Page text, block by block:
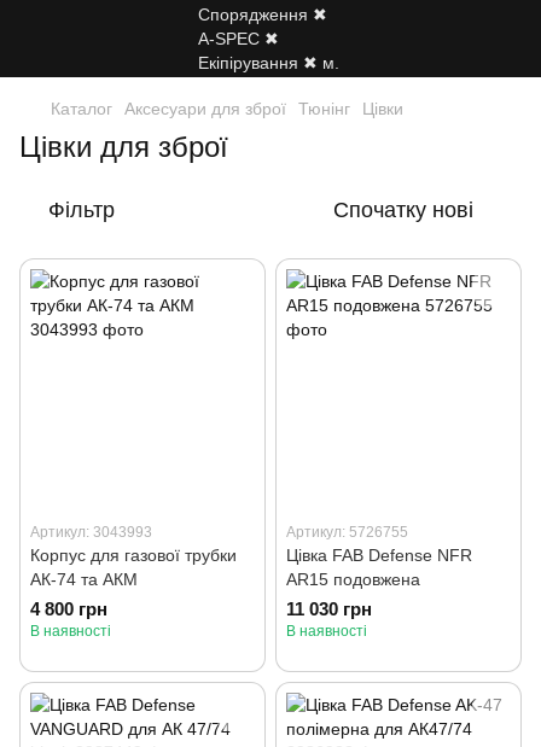
Каталог Аксесуари для зброї Тюнінг Цівки
Цівки для зброї
Фільтр Спочатку нові
Артикул: 3043993
Корпус для газової трубки
АК-74 та АКМ
4 800 грн
В наявності
Артикул: 5726755
Цівка FAB Defense NFR
AR15 подовжена
11 030 грн
В наявності